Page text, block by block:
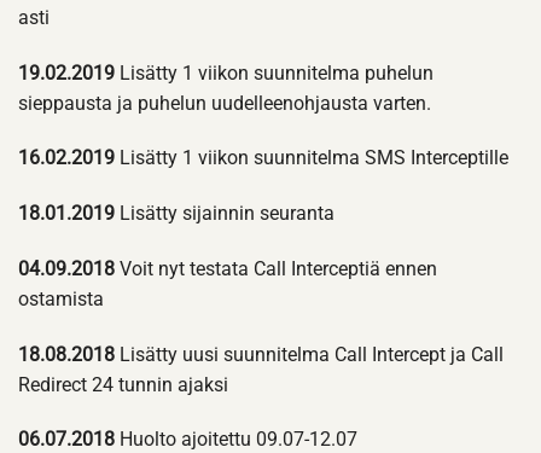
asti
19.02.2019 Lisätty 1 viikon suunnitelma puhelun
sieppausta ja puhelun uudelleenohjausta varten.
16.02.2019 Lisätty 1 viikon suunnitelma SMS Interceptille
18.01.2019 Lisätty sijainnin seuranta
04.09.2018 Voit nyt testata Call Interceptiä ennen
ostamista
18.08.2018 Lisätty uusi suunnitelma Call Intercept ja Call
Redirect 24 tunnin ajaksi
06.07.2018 Huolto ajoitettu 09.07-12.07